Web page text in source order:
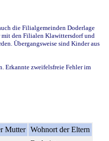
die Filialgemeinden Doderlage
mit den Filialen Klawittersdorf und
Übergangsweise sind Kinder aus
Erkannte zweifelsfreie Fehler im
Mutter Wohnort der Eltern